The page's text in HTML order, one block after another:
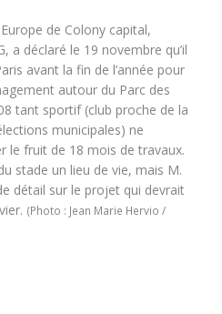
de Colony capital,
a déclaré le 19 novembre qu’il
avant la fin de l’année pour
autour du Parc des
tant sportif (club proche de la
municipales) ne
le fruit de 18 mois de travaux.
stade un lieu de vie, mais M.
détail sur le projet qui devrait
(Photo : Jean Marie Hervio /